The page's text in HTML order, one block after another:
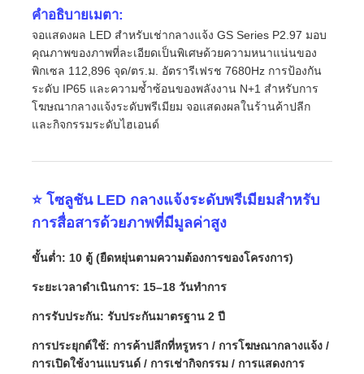
บ้าน
วิดีโอ
รายการ VR
เกี่ยวกับเรา
คำอธิบายเมตา:
จอแสดงผล LED สำหรับเช่ากลางแจ้ง GS Series P2.97 มอบ
คุณภาพของภาพที่ละเอียดเป็นพิเศษด้วยความหนาแน่นของ
พิกเซล 112,896 จุด/ตร.ม. อัตรารีเฟรช 7680Hz การป้องกัน
ระดับ IP65 และความซ้ำซ้อนของพลังงาน N+1 สำหรับการ
โฆษณากลางแจ้งระดับพรีเมียม จอแสดงผลในร้านค้าปลีก
และกิจกรรมระดับไฮเอนด์
⭐ โซลูชัน LED กลางแจ้งระดับพรีเมียมสำหรับ
การสื่อสารด้วยภาพที่มีมูลค่าสูง
ขั้นต่ำ: 10 ตู้ (ยืดหยุ่นตามความต้องการของโครงการ)
ระยะเวลาดำเนินการ: 15–18 วันทำการ
การรับประกัน: รับประกันมาตรฐาน 2 ปี
การประยุกต์ใช้: การค้าปลีกที่หรูหรา / การโฆษณากลางแจ้ง /
การเปิดใช้งานแบรนด์ / การเช่ากิจกรรม / การแสดงการ